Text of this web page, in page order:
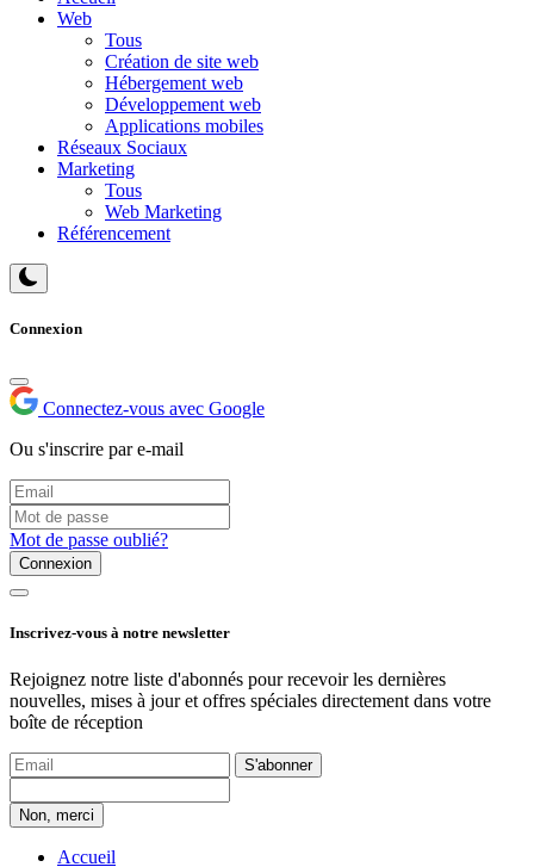
Web
Tous
Création de site web
Hébergement web
Développement web
Applications mobiles
Réseaux Sociaux
Marketing
Tous
Web Marketing
Référencement
Connexion
Connectez-vous avec Google
Ou s'inscrire par e-mail
Mot de passe oublié?
Connexion
Inscrivez-vous à notre newsletter
Rejoignez notre liste d'abonnés pour recevoir les dernières
nouvelles, mises à jour et offres spéciales directement dans votre
boîte de réception
S'abonner
Non, merci
Accueil